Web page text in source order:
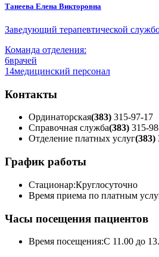
Танеева Елена Викторовна
Заведующий терапевтической
Команда отделения:
6врачей
14медицинский персонал
Контакты
Ординаторская(383) 315-97-17
Справочная служба(383) 315-
Отделение платных услуг(383)
График работы
Стационар:Круглосуточно
Время приема по платным
Часы посещения пациентов
Время посещения:С 11.00 до